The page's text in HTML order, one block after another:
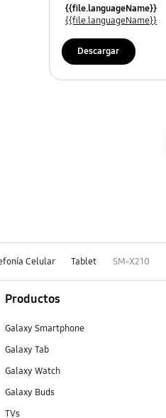
{{file.languageName}}
{{file.languageName}}
Descargar
Celular Tablet SM-X210
Productos
Galaxy Smartphone
Galaxy Tab
Galaxy Watch
Galaxy Buds
TVs